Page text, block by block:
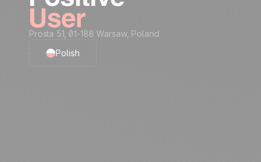
Prosta 51, 01-188 Warsaw, Poland
Polish